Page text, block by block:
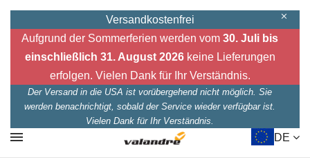
Versandkostenfrei
Aufgrund der Sommerferien werden vom 30. Juli bis
einschließlich 31. August 2026keine Lieferungen
erfolgen. Vielen Dank für Ihr Verständnis.
Der Versand in die USA ist vorübergehend nicht möglich. Sie
werden benachrichtigt, sobald der Service wieder verfügbar ist.
Vielen Dank für Ihr Verständnis.
DE